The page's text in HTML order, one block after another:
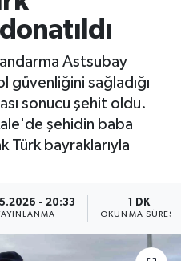
Astsubay
güvenliğini sağladığı
sonucu şehit oldu.
şehidin baba
Türk bayraklarıyla
- 20:33 1 DK
OKUNMA SÜRESI